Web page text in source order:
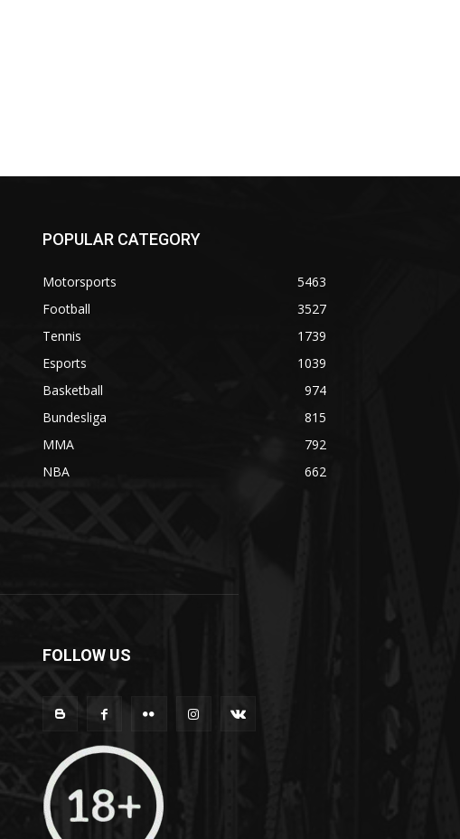
POPULAR CATEGORY
Motorsports
5463
Football
3527
Tennis
1739
Esports
1039
Basketball
974
Bundesliga
815
MMA
792
NBA
662
FOLLOW US